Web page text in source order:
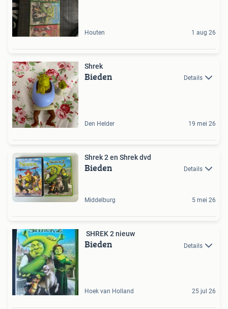
Houten 1 aug 26
Shrek
Bieden Details
Den Helder 19 mei 26
Shrek 2 en Shrek dvd
Bieden Details
Middelburg 5 mei 26
SHREK 2 nieuw
Bieden Details
Hoek van Holland 25 jul 26